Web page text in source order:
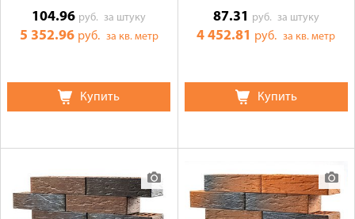
104.96 руб.за штуку
5 352.96 руб. за кв. метр
Купить
87.31 руб. за штуку
4 452.81 руб.за кв. метр
Купить